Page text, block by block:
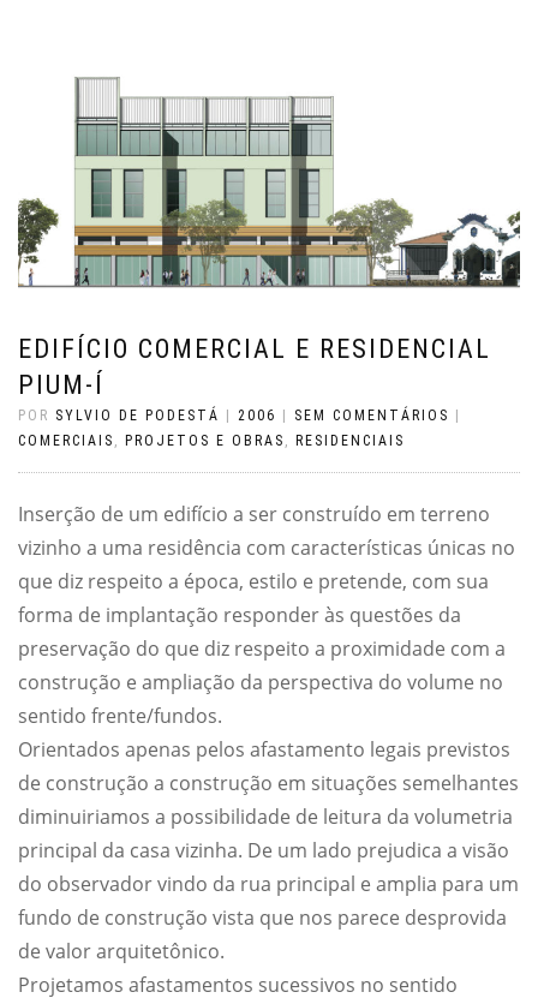
EDIFÍCIO COMERCIAL E RESIDENCIAL
PIUM-Í
POR SYLVIO DE PODESTÁ 2006 SEM COMENTÁRIOS
COMERCIAIS , PROJETOS E OBRAS , RESIDENCIAIS
Inserção de um edifício a ser construído em terreno
vizinho a uma residência com características únicas no
que diz respeito a época, estilo e pretende, com sua
forma de implantação responder às questões da
preservação do que diz respeito a proximidade com a
construção e ampliação da perspectiva do volume no
sentido frente/fundos.
Orientados apenas pelos afastamento legais previstos
de construção a construção em situações semelhantes
diminuiriamos a possibilidade de leitura da volumetria
principal da casa vizinha. De um lado prejudica a visão
do observador vindo da rua principal e amplia para um
fundo de construção vista que nos parece desprovida
de valor arquitetônico.
Projetamos afastamentos sucessivos no sentido